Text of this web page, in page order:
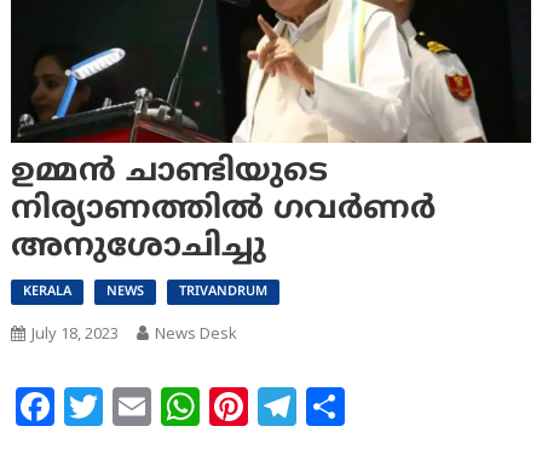
ഉമ്മന്‍ ചാണ്ടിയുടെ
നിര്യാണത്തില്‍ ഗവര്‍ണര്‍
അനുശോചിച്ചു
KERALA NEWS TRIVANDRUM
July 18, 2023 News Desk
Facebook
Twitter
EmailWhatsApp
Pinterest
Telegram
Share